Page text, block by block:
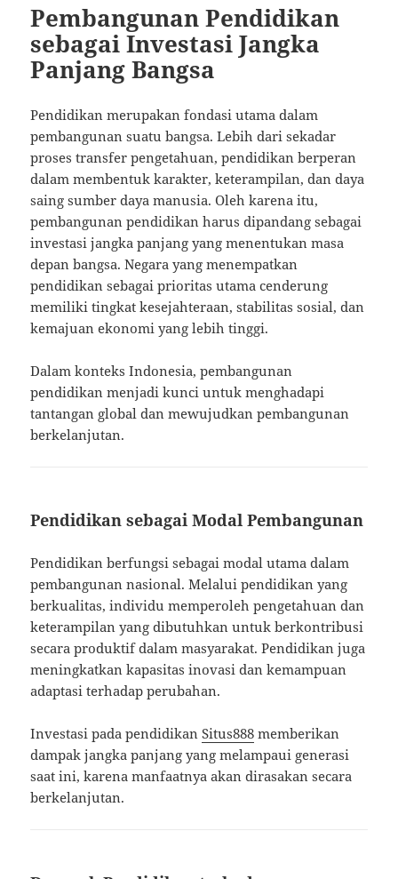
Pembangunan Pendidikan
sebagai Investasi Jangka
Panjang Bangsa
Pendidikan merupakan fondasi utama dalam
pembangunan suatu bangsa. Lebih dari sekadar
proses transfer pengetahuan, pendidikan berperan
dalam membentuk karakter, keterampilan, dan daya
saing sumber daya manusia. Oleh karena itu,
pembangunan pendidikan harus dipandang sebagai
investasi jangka panjang yang menentukan masa
depan bangsa. Negara yang menempatkan
pendidikan sebagai prioritas utama cenderung
memiliki tingkat kesejahteraan, stabilitas sosial, dan
kemajuan ekonomi yang lebih tinggi.
Dalam konteks Indonesia, pembangunan
pendidikan menjadi kunci untuk menghadapi
tantangan global dan mewujudkan pembangunan
berkelanjutan.
Pendidikan sebagai Modal Pembangunan
Pendidikan berfungsi sebagai modal utama dalam
pembangunan nasional. Melalui pendidikan yang
berkualitas, individu memperoleh pengetahuan dan
keterampilan yang dibutuhkan untuk berkontribusi
secara produktif dalam masyarakat. Pendidikan juga
meningkatkan kapasitas inovasi dan kemampuan
adaptasi terhadap perubahan.
Investasi pada pendidikanSitus888 memberikan
dampak jangka panjang yang melampaui generasi
saat ini, karena manfaatnya akan dirasakan secara
berkelanjutan.